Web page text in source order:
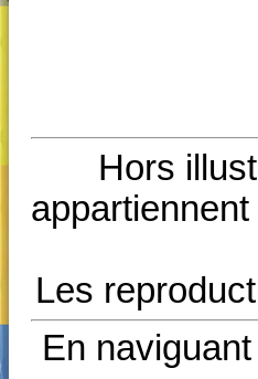
Hors
Les
En